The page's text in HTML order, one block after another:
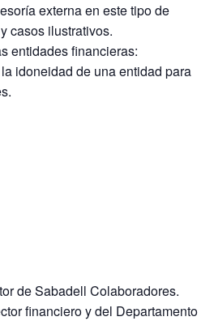
externa en este tipo de
casos ilustrativos.
entidades financieras:
idoneidad de una entidad para
de Sabadell Colaboradores.
financiero y del Departamento